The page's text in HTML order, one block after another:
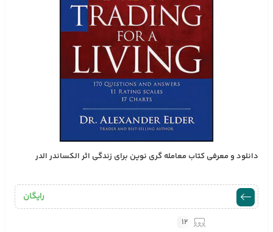
دانلود و معرفی کتاب معامله گری نوین برای زندگی اثر الکساندر الدر
رایگان
12